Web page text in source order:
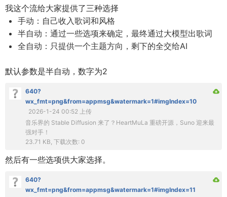
我这个流给大家提供了三种选择
手动：自己收入歌词和风格
半自动：通过一些选项来确定，最终通过大模型出歌词
全自动：只提供一个主题方向，剩下的全交给AI
默认参数是半自动，数字为2
640?
wx_fmt=png&from=appmsg&watermark=1#imgIndex=10
2026-1-24 00:52 上传
音乐界的 Stable Diffusion 来了？HeartMuLa 重磅开源，Suno 迎来最
强对手！
23.71 KB, 下载次数: 0
然后有一些选项供大家选择。
640?
wx_fmt=png&from=appmsg&watermark=1#imgIndex=11